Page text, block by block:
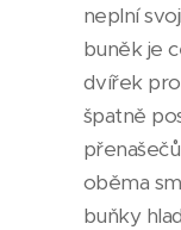
neplní
buněk je
dvířek pro
špatně
oběma
buňky